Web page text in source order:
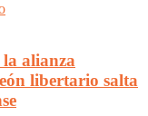
alianza
libertario salta